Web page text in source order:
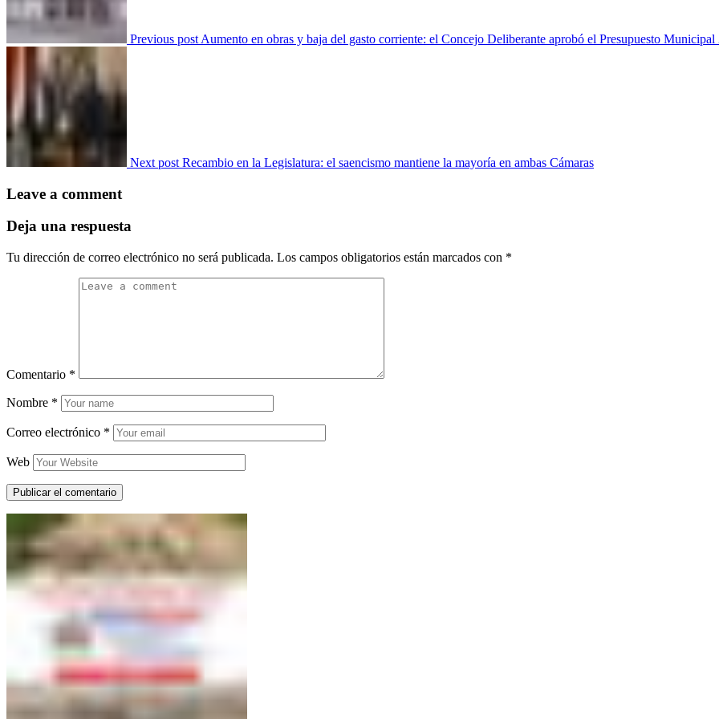
Previous post Aumento en obras y baja del gasto corriente: el Concejo Deliberante aprobó el Presupuesto Municipal
Next post Recambio en la Legislatura: el saencismo mantiene la mayoría en ambas Cámaras
Leave a comment
Deja una respuesta
Tu dirección de correo electrónico no será publicada. Los campos obligatorios están marcados con *
Comentario *
Nombre *
Correo electrónico *
Web